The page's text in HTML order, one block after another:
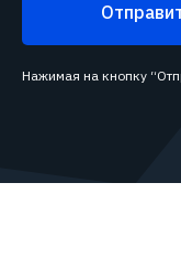
Нажимая на кнопку